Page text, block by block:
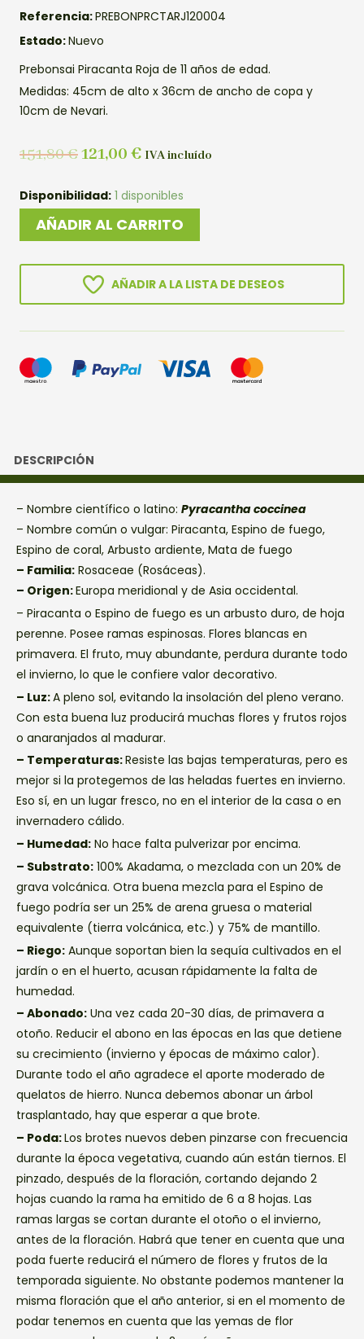
Referencia:PREBONPRCTARJ120004
Estado:Nuevo
Prebonsai Piracanta Roja de 11 años de edad.
Medidas: 45cm de alto x 36cm de ancho de copa y
10cm de Nevari.
151,80€121,00 € IVA incluído
Disponibilidad: 1 disponibles
PREBONSAI
PIRACANTA
ROJA
AÑADIR AL CARRITO
AÑADIR A LA LISTA DE DESEOS
DESCRIPCIÓN
– Nombre científico o latino: Pyracantha coccinea
– Nombre común o vulgar: Piracanta, Espino de fuego,
Espino de coral, Arbusto ardiente, Mata de fuego
– Familia: Rosaceae (Rosáceas).
– Origen:Europa meridional y de Asia occidental.
– Piracanta o Espino de fuego es un arbusto duro, de hoja
perenne. Posee ramas espinosas. Flores blancas en
primavera. El fruto, muy abundante, perdura durante todo
el invierno, lo que le confiere valor decorativo.
– Luz:A pleno sol, evitando la insolación del pleno verano.
Con esta buena luz producirá muchas flores y frutos rojos
o anaranjados al madurar.
– Temperaturas:Resiste las bajas temperaturas, pero es
mejor si la protegemos de las heladas fuertes en invierno.
Eso sí, en un lugar fresco, no en el interior de la casa o en
invernadero cálido.
– Humedad: No hace falta pulverizar por encima.
– Substrato: 100% Akadama, o mezclada con un 20% de
grava volcánica. Otra buena mezcla para el Espino de
fuego podría ser un 25% de arena gruesa o material
equivalente (tierra volcánica, etc.) y 75% de mantillo.
– Riego: Aunque soportan bien la sequía cultivados en el
jardín o en el huerto, acusan rápidamente la falta de
humedad.
– Abonado: Una vez cada 20-30 días, de primavera a
otoño. Reducir el abono en las épocas en las que detiene
su crecimiento (invierno y épocas de máximo calor).
Durante todo el año agradece el aporte moderado de
quelatos de hierro. Nunca debemos abonar un árbol
trasplantado, hay que esperar a que brote.
– Poda:Los brotes nuevos deben pinzarse con frecuencia
durante la época vegetativa, cuando aún están tiernos. El
pinzado, después de la floración, cortando dejando 2
hojas cuando la rama ha emitido de 6 a 8 hojas. Las
ramas largas se cortan durante el otoño o el invierno,
antes de la floración. Habrá que tener en cuenta que una
poda fuerte reducirá el número de flores y frutos de la
temporada siguiente. No obstante podemos mantener la
misma floración que el año anterior, si en el momento de
podar tenemos en cuenta que las yemas de flor